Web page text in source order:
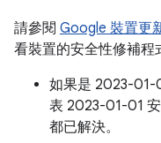
請參閱 Google 裝置更
看裝置的安全性修補程
如果是 2023-01-
表 2023-01-01
都已解決。